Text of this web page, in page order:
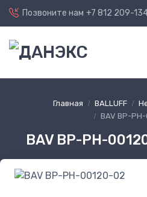
Позвоните нам +7 812 209-
Главная BALLUFF
BAV BP-
BAV BP-PH-